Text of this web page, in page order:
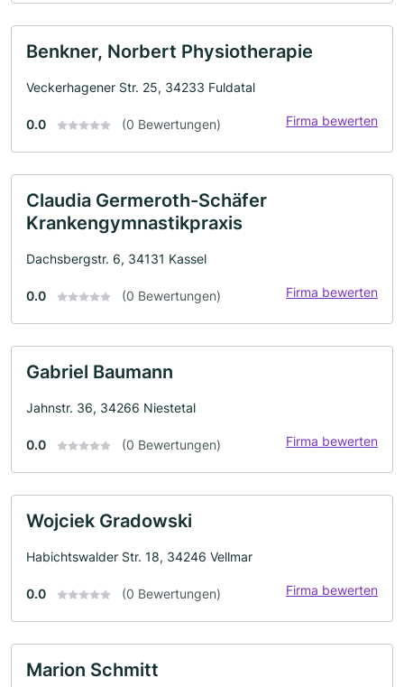
Benkner, Norbert Physiotherapie
Veckerhagener Str. 25, 34233 Fuldatal
0.0 (0 Bewertungen) Firma bewerten
Claudia Germeroth-Schäfer
Krankengymnastikpraxis
Dachsbergstr. 6, 34131 Kassel
0.0 (0 Bewertungen) Firma bewerten
Gabriel Baumann
Jahnstr. 36, 34266 Niestetal
0.0 (0 Bewertungen) Firma bewerten
Wojciek Gradowski
Habichtswalder Str. 18, 34246 Vellmar
0.0 (0 Bewertungen) Firma bewerten
Marion Schmitt